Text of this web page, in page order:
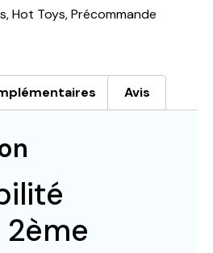
,Hot Toys,Précommande
Avis